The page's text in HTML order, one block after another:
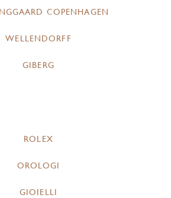
COPENHAGEN
WELLENDORFF
GIBERG
ROLEX
OROLOGI
GIOIELLI